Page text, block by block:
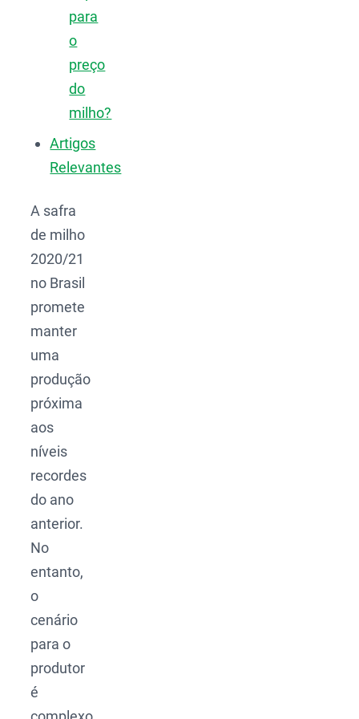
para
o
preço
do
milho?
Artigos
Relevantes
A safra
de milho
2020/21
no Brasil
promete
manter
uma
produção
próxima
aos
níveis
recordes
do ano
anterior.
No
entanto,
o
cenário
para o
produtor
é